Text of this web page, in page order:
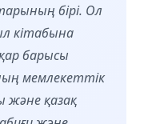
бірі. Ол
кітабына
барысы
мемлекеттік
және қазақ